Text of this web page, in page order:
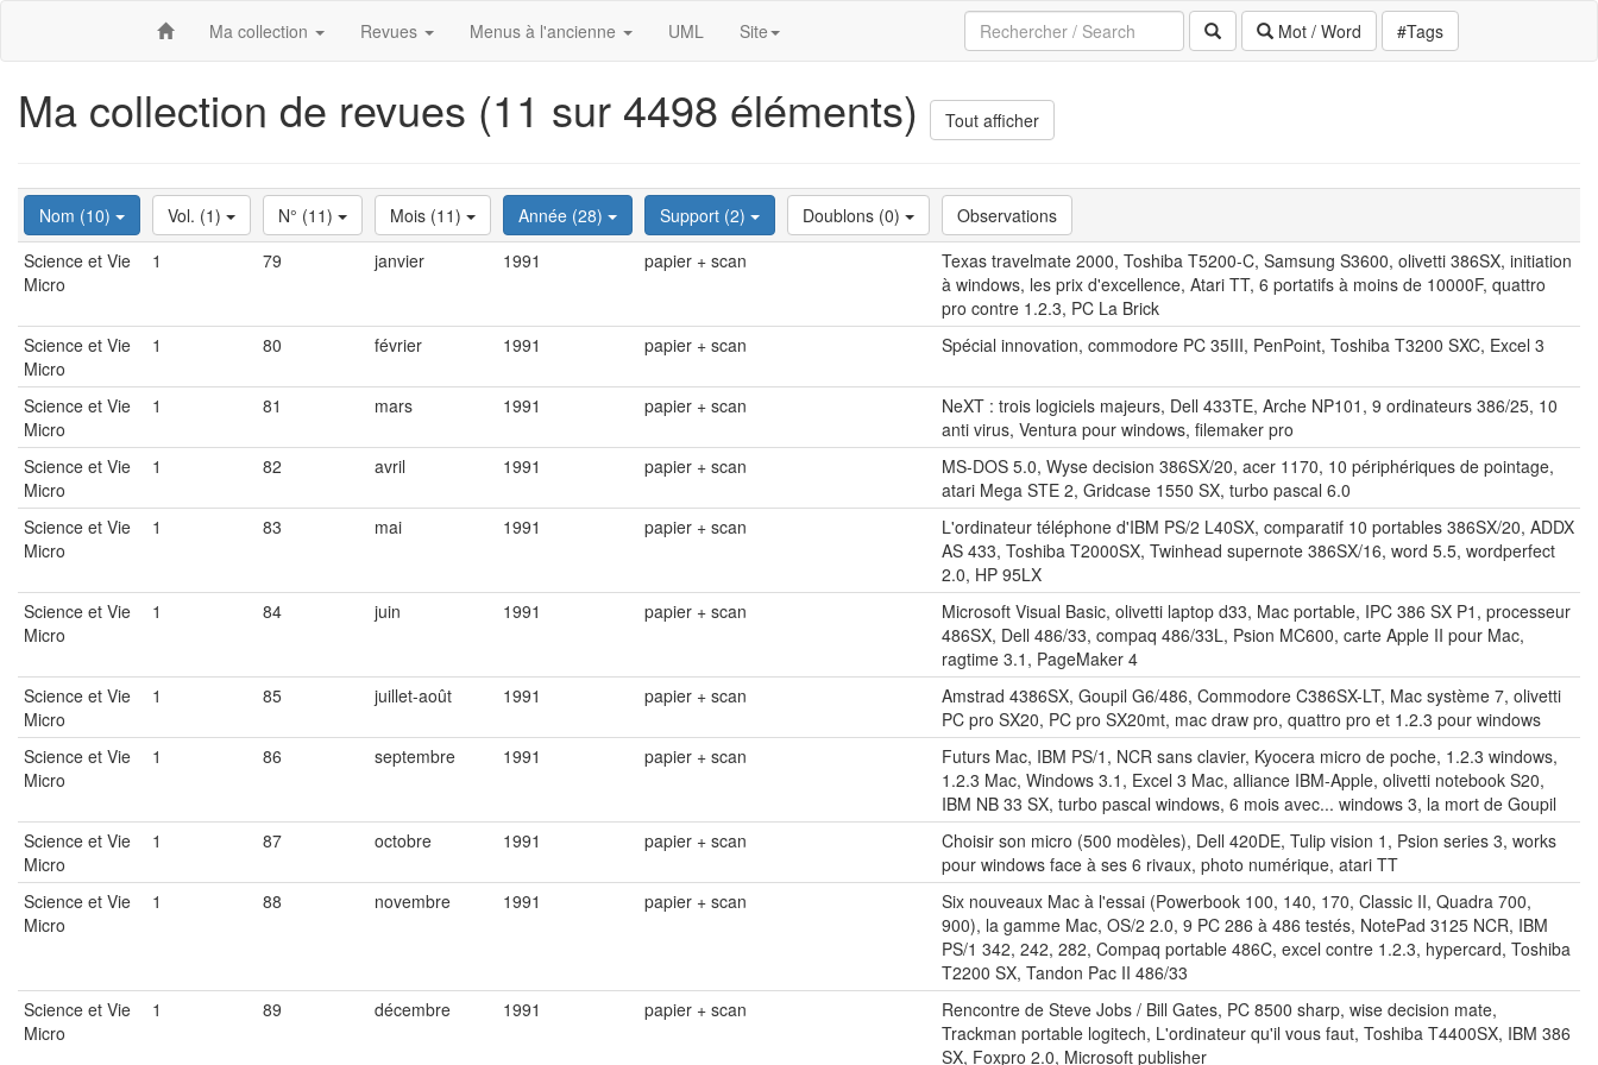
Ma collection Revues Menus à l'ancienne UML Site Mot / Word #Tags
Ma collection de revues (11 sur 4498 éléments) Tout afficher
Nom (10) Vol. (1) N° (11) Mois (11) Année (28) Support (2) Doublons (0)
Observations
Science et Vie
Micro
1 79 janvier 1991 papier + scan
Texas travelmate 2000, Toshiba T5200-C, Samsung S3600, olivetti 386SX, initiation
à windows, les prix d'excellence, Atari TT, 6 portatifs à moins de 10000F, quattro
pro contre 1.2.3, PC La Brick
Science et Vie
Micro
1 80 février 1991 papier + scan Spécial innovation, commodore PC 35III, PenPoint, Toshiba T3200 SXC, Excel 3
Science et Vie
Micro
1 81 mars 1991 papier + scan
NeXT : trois logiciels majeurs, Dell 433TE, Arche NP101, 9 ordinateurs 386/25, 10
anti virus, Ventura pour windows, filemaker pro
Science et Vie
Micro
1 82 avril 1991 papier + scan
MS-DOS 5.0, Wyse decision 386SX/20, acer 1170, 10 périphériques de pointage,
atari Mega STE 2, Gridcase 1550 SX, turbo pascal 6.0
Science et Vie
Micro
1 83 mai 1991 papier + scan
L'ordinateur téléphone d'IBM PS/2 L40SX, comparatif 10 portables 386SX/20, ADDX
AS 433, Toshiba T2000SX, Twinhead supernote 386SX/16, word 5.5, wordperfect
2.0, HP 95LX
Science et Vie
Micro
1 84 juin 1991 papier + scan
Microsoft Visual Basic, olivetti laptop d33, Mac portable, IPC 386 SX P1, processeur
486SX, Dell 486/33, compaq 486/33L, Psion MC600, carte Apple II pour Mac,
ragtime 3.1, PageMaker 4
Science et Vie
Micro
1 85 juillet-août 1991 papier + scan
Amstrad 4386SX, Goupil G6/486, Commodore C386SX-LT, Mac système 7, olivetti
PC pro SX20, PC pro SX20mt, mac draw pro, quattro pro et 1.2.3 pour windows
Science et Vie
Micro
1 86 septembre 1991 papier + scan
Futurs Mac, IBM PS/1, NCR sans clavier, Kyocera micro de poche, 1.2.3 windows,
1.2.3 Mac, Windows 3.1, Excel 3 Mac, alliance IBM-Apple, olivetti notebook S20,
IBM NB 33 SX, turbo pascal windows, 6 mois avec... windows 3, la mort de Goupil
Science et Vie
Micro
1 87 octobre 1991 papier + scan
Choisir son micro (500 modèles), Dell 420DE, Tulip vision 1, Psion series 3, works
pour windows face à ses 6 rivaux, photo numérique, atari TT
Science et Vie
Micro
1 88 novembre 1991 papier + scan
Six nouveaux Mac à l'essai (Powerbook 100, 140, 170, Classic II, Quadra 700,
900), la gamme Mac, OS/2 2.0, 9 PC 286 à 486 testés, NotePad 3125 NCR, IBM
PS/1 342, 242, 282, Compaq portable 486C, excel contre 1.2.3, hypercard, Toshiba
T2200 SX, Tandon Pac II 486/33
Science et Vie
Micro
1 89 décembre 1991 papier + scan
Rencontre de Steve Jobs / Bill Gates, PC 8500 sharp, wise decision mate,
Trackman portable logitech, L'ordinateur qu'il vous faut, Toshiba T4400SX, IBM 386
SX, Foxpro 2.0, Microsoft publisher